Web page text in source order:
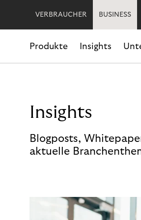
VERBRAUCHER BUSINESS
Produkte Insights
Insights
Blogposts,
aktuelle